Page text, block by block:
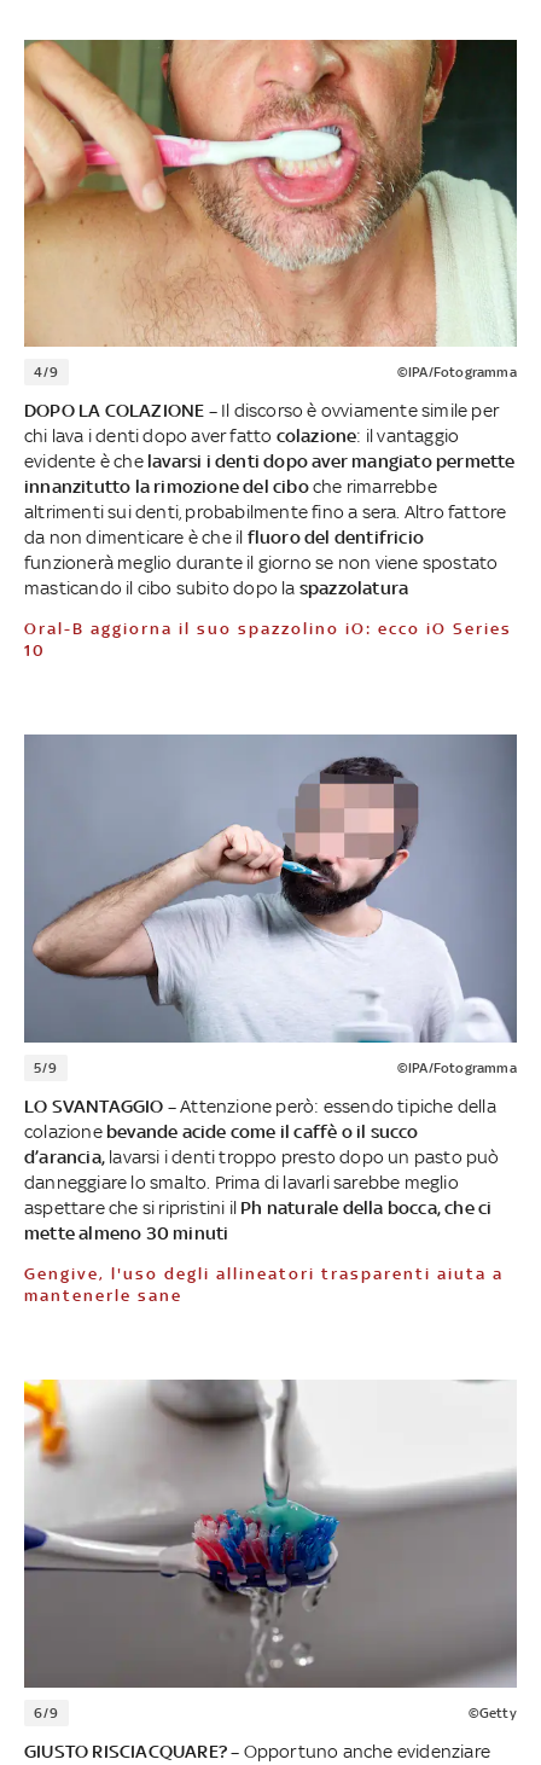
4/9 ©IPA/Fotogramma
DOPO LA COLAZIONE –Il discorso è ovviamente simile per
chi lava i denti dopo aver fatto colazione: il vantaggio
evidente è chelavarsi i denti dopo aver mangiato permette
innanzitutto la rimozione del ciboche rimarrebbe
altrimenti sui denti, probabilmente fino a sera. Altro fattore
da non dimenticare è che il fluoro del dentifricio
funzionerà meglio durante il giorno se non viene spostato
masticando il cibo subito dopo la spazzolatura
Oral-B aggiorna il suo spazzolino iO: ecco iO Series
10
5/9 ©IPA/Fotogramma
LO SVANTAGGIO –Attenzione però: essendo tipiche della
colazionebevande acide come il caffè o il succo
d’arancia, lavarsi i denti troppo presto dopo un pasto può
danneggiare lo smalto. Prima di lavarli sarebbe meglio
aspettare che si ripristini ilPh naturale della bocca, che ci
mette almeno 30 minuti
Gengive, l'uso degli allineatori trasparenti aiuta a
mantenerle sane
6/9 ©Getty
GIUSTO RISCIACQUARE? – Opportuno anche evidenziare